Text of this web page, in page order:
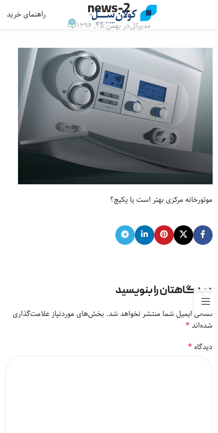
راهنمای خرید news-2
مدیرکلدر بهمن ۲۵, ۱۳۹۶ 0
موتورخانه مرکزی بهتر است یا پکیچ؟
دیدگاهتان را بنویسید
نشانی ایمیل شما منتشر نخواهد شد. بخش‌های موردنیاز علامت‌گذاری
شده‌اند*
دیدگاه*